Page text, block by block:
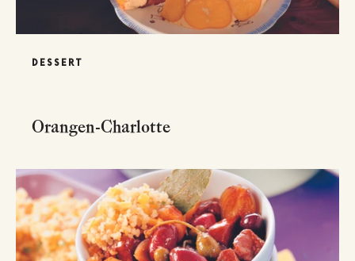
DESSERT
Orangen-Charlotte